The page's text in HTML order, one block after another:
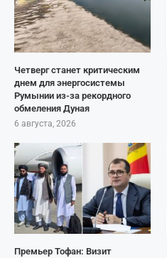
Четверг станет критическим
днем для энергосистемы
Румынии из-за рекордного
обмеления Дуная
6 августа, 2026
Премьер Тофан: Визит